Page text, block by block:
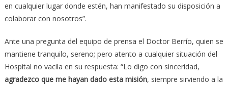
en cualquier lugar donde estén, han manifestado su disposición a
colaborar con nosotros”.
Ante una pregunta del equipo de prensa el Doctor Berrío, quien se
mantiene tranquilo, sereno; pero atento a cualquier situación del
Hospital no vacila en su respuesta: “Lo digo con sinceridad,
agradezco que me hayan dado esta misión, siempre sirviendo a la